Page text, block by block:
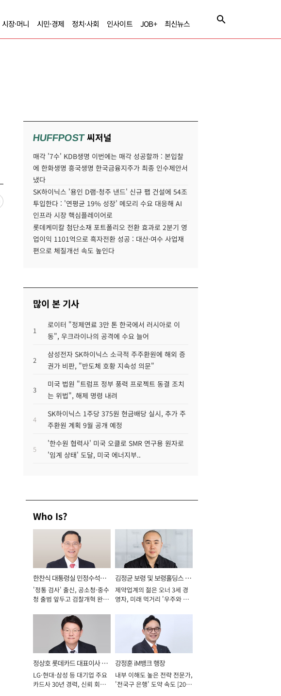
시장·머니 시민·경제 정치·사회 인사이트 JOB+ 최신뉴스
HUFFPOST씨저널
매각 '7수' KDB생명 이번에는 매각 성공할까 : 본입찰
에 한화생명 흥국생명 한국금융지주가 최종 인수제안서
냈다
SK하이닉스 '용인 D램-청주 낸드' 신규 팹 건설에 54조
투입한다 : '연평균 19% 성장' 메모리 수요 대응해 AI
인프라 시장 핵심플레이어로
롯데케미칼 첨단소재 포트폴리오 전환 효과로 2분기 영
업이익 1101억으로 흑자전환 성공 : 대산·여수 사업재
편으로 체질개선 속도 높인다
많이 본 기사
1
로이터 "정제연료 3만 톤 한국에서 러시아로 이
동", 우크라이나의 공격에 수요 늘어
2
삼성전자 SK하이닉스 소극적 주주환원에 해외 증
권가 비판, "반도체 호황 지속성 의문"
3
미국 법원 "트럼프 정부 풍력 프로젝트 동결 조치
는 위법", 해제 명령 내려
4
SK하이닉스 1주당 375원 현금배당 실시, 추가 주
주환원 계획 9월 공개 예정
5
'한수원 협력사' 미국 오클로 SMR 연구용 원자로
'임계 상태' 도달, 미국 에너지부..
Who Is?
한찬식 대통령실 민정수석비
서관
'정통 검사' 출신, 공소청·중수
청 출범 앞두고 검찰개혁 완수
김정균 보령 및 보령홀딩스 대
표이사 사장
제약업계의 젊은 오너 3세 경
영자, 미래 먹거리 '우주와 헬
정상호 롯데카드 대표이사 사
장
LG·현대·삼성 등 대기업 주요
카드사 30년 경력, 신뢰 회복
강정훈 iM뱅크 행장
내부 이해도 높은 전략 전문가,
'전국구 은행' 도약 속도 [2026